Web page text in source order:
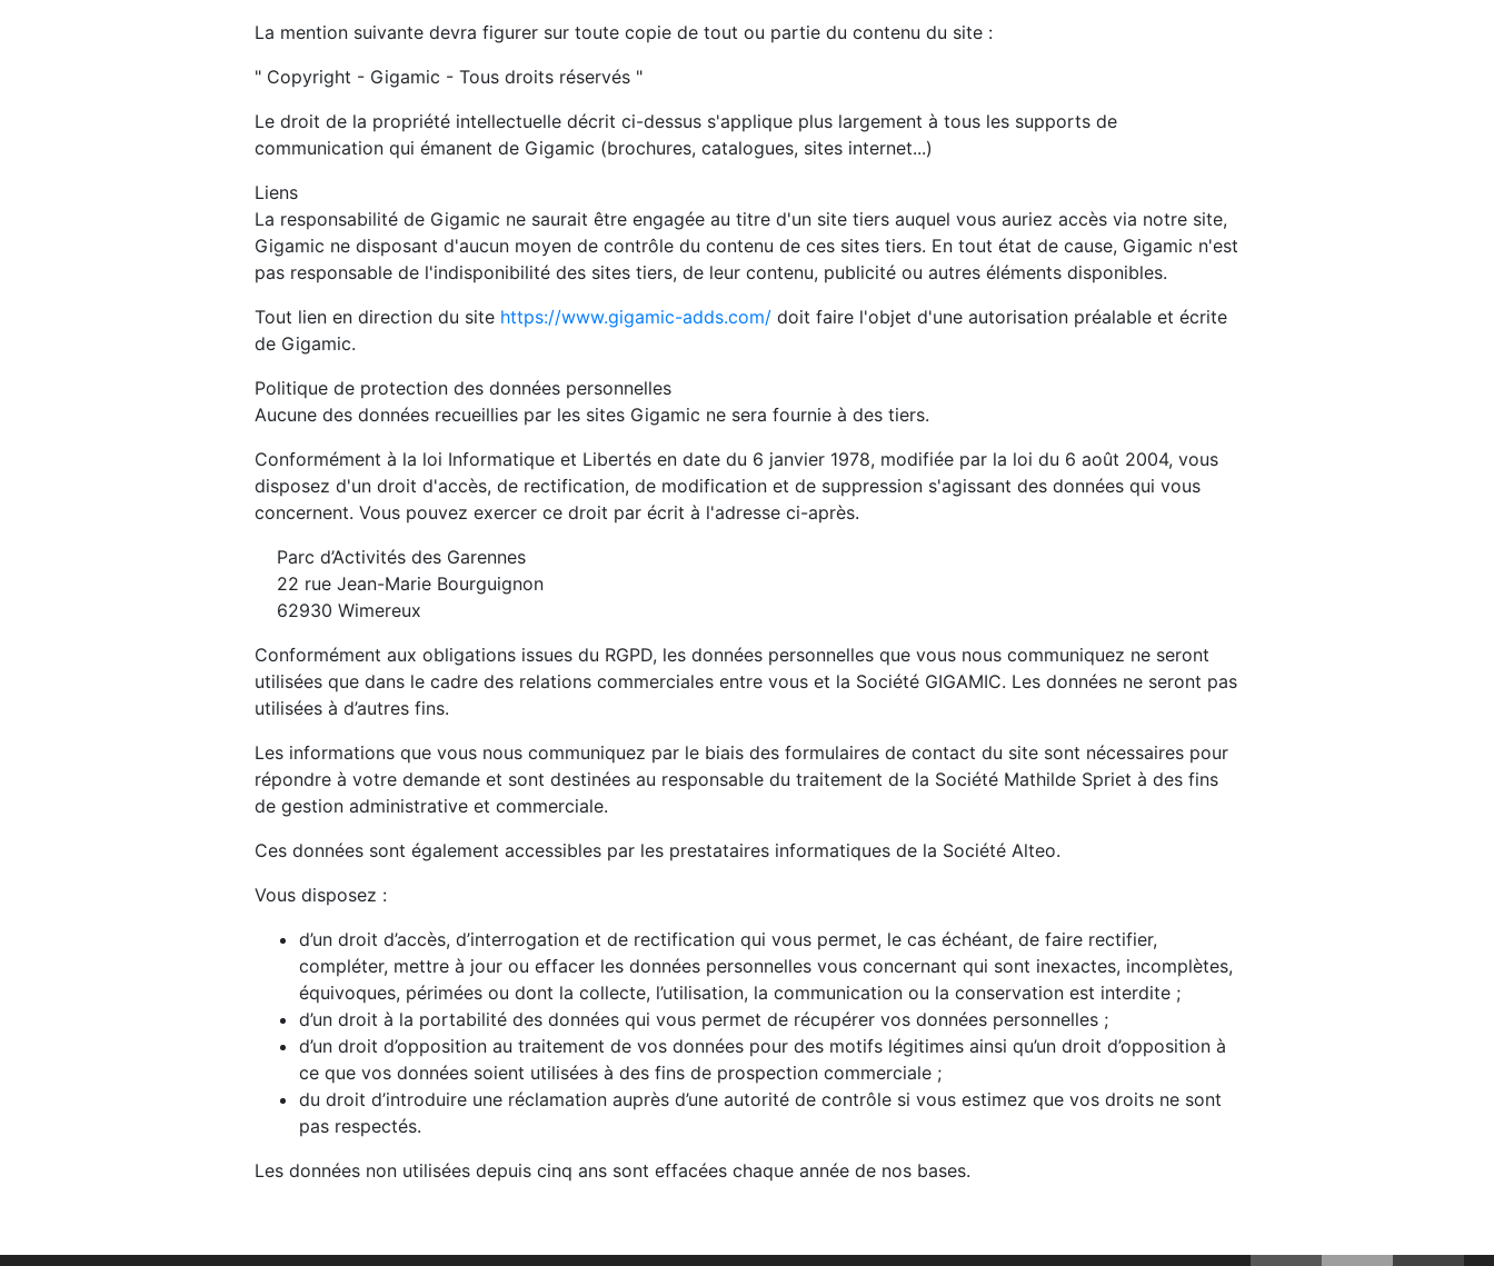
La mention suivante devra figurer sur toute copie de tout ou partie du contenu du site :
" Copyright - Gigamic - Tous droits réservés "
Le droit de la propriété intellectuelle décrit ci-dessus s'applique plus largement à tous les supports de
communication qui émanent de Gigamic (brochures, catalogues, sites internet...)
Liens
La responsabilité de Gigamic ne saurait être engagée au titre d'un site tiers auquel vous auriez accès via notre site,
Gigamic ne disposant d'aucun moyen de contrôle du contenu de ces sites tiers. En tout état de cause, Gigamic n'est
pas responsable de l'indisponibilité des sites tiers, de leur contenu, publicité ou autres éléments disponibles.
Tout lien en direction du site https://www.gigamic-adds.com/ doit faire l'objet d'une autorisation préalable et écrite
de Gigamic.
Politique de protection des données personnelles
Aucune des données recueillies par les sites Gigamic ne sera fournie à des tiers.
Conformément à la loi Informatique et Libertés en date du 6 janvier 1978, modifiée par la loi du 6 août 2004, vous
disposez d'un droit d'accès, de rectification, de modification et de suppression s'agissant des données qui vous
concernent. Vous pouvez exercer ce droit par écrit à l'adresse ci-après.
Parc d’Activités des Garennes
22 rue Jean-Marie Bourguignon
62930 Wimereux
Conformément aux obligations issues du RGPD, les données personnelles que vous nous communiquez ne seront
utilisées que dans le cadre des relations commerciales entre vous et la Société GIGAMIC. Les données ne seront pas
utilisées à d’autres fins.
Les informations que vous nous communiquez par le biais des formulaires de contact du site sont nécessaires pour
répondre à votre demande et sont destinées au responsable du traitement de la Société Mathilde Spriet à des fins
de gestion administrative et commerciale.
Ces données sont également accessibles par les prestataires informatiques de la Société Alteo.
Vous disposez :
d’un droit d’accès, d’interrogation et de rectification qui vous permet, le cas échéant, de faire rectifier,
compléter, mettre à jour ou effacer les données personnelles vous concernant qui sont inexactes, incomplètes,
équivoques, périmées ou dont la collecte, l’utilisation, la communication ou la conservation est interdite ;
d’un droit à la portabilité des données qui vous permet de récupérer vos données personnelles ;
d’un droit d’opposition au traitement de vos données pour des motifs légitimes ainsi qu’un droit d’opposition à
ce que vos données soient utilisées à des fins de prospection commerciale ;
du droit d’introduire une réclamation auprès d’une autorité de contrôle si vous estimez que vos droits ne sont
pas respectés.
Les données non utilisées depuis cinq ans sont effacées chaque année de nos bases.